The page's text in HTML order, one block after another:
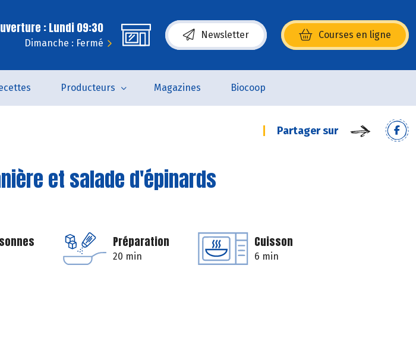
: Lundi 09:30
Dimanche : Fermé
Newsletter Courses en ligne
(s’ouvre dans une nouvelle fenêtre)
Producteurs Magazines Biocoop
Partager sur
et salade d'épinards
Préparation
20 min
Cuisson
6 min